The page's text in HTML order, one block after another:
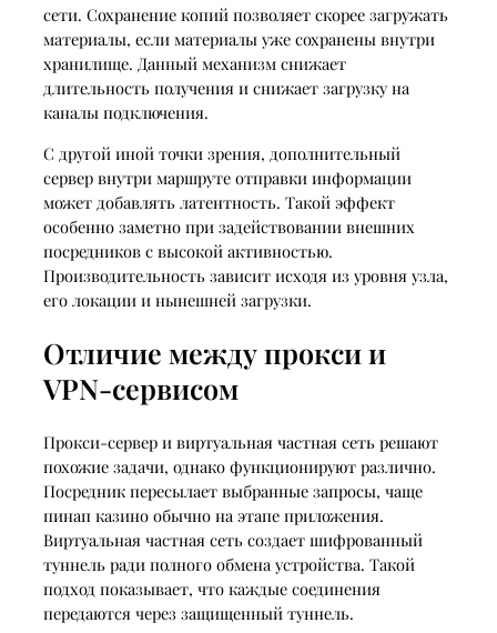
сети. Сохранение копий позволяет скорее загружать
материалы, если материалы уже сохранены внутри
хранилище. Данный механизм снижает
длительность получения и снижает загрузку на
каналы подключения.
С другой иной точки зрения, дополнительный
сервер внутри маршруте отправки информации
может добавлять латентность. Такой эффект
особенно заметно при задействовании внешних
посредников с высокой активностью.
Производительность зависит исходя из уровня узла,
его локации и нынешней загрузки.
Отличие между прокси и
VPN-сервисом
Прокси-сервер и виртуальная частная сеть решают
похожие задачи, однако функционируют различно.
Посредник пересылает выбранные запросы, чаще
пинап казино обычно на этапе приложения.
Виртуальная частная сеть создает шифрованный
туннель ради полного обмена устройства. Такой
подход показывает, что каждые соединения
передаются через защищенный туннель.